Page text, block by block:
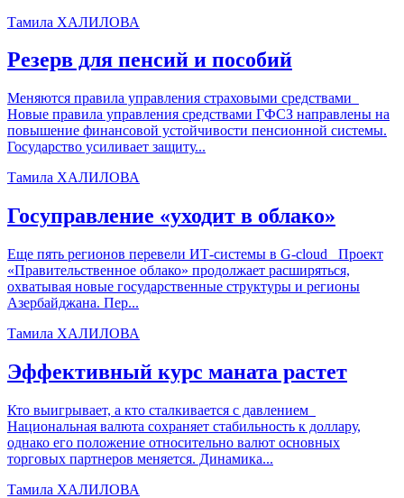
Тамила ХАЛИЛОВА
Резерв для пенсий и пособий
Меняются правила управления страховыми средствами
Новые правила управления средствами ГФСЗ направлены на
повышение финансовой устойчивости пенсионной системы.
Государство усиливает защиту...
Тамила ХАЛИЛОВА
Госуправление «уходит в облако»
Еще пять регионов перевели ИТ-системы в G-cloud Проект
«Правительственное облако» продолжает расширяться,
охватывая новые государственные структуры и регионы
Азербайджана. Пер...
Тамила ХАЛИЛОВА
Эффективный курс маната растет
Кто выигрывает, а кто сталкивается с давлением
Национальная валюта сохраняет стабильность к доллару,
однако его положение относительно валют основных
торговых партнеров меняется. Динамика...
Тамила ХАЛИЛОВА